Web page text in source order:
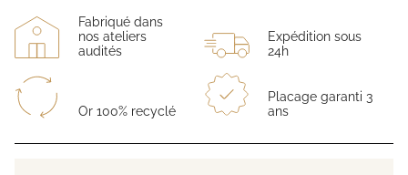
Fabriqué dans
nos ateliers
audités
Expédition sous
24h
Or 100% recyclé
Placage garanti 3
ans